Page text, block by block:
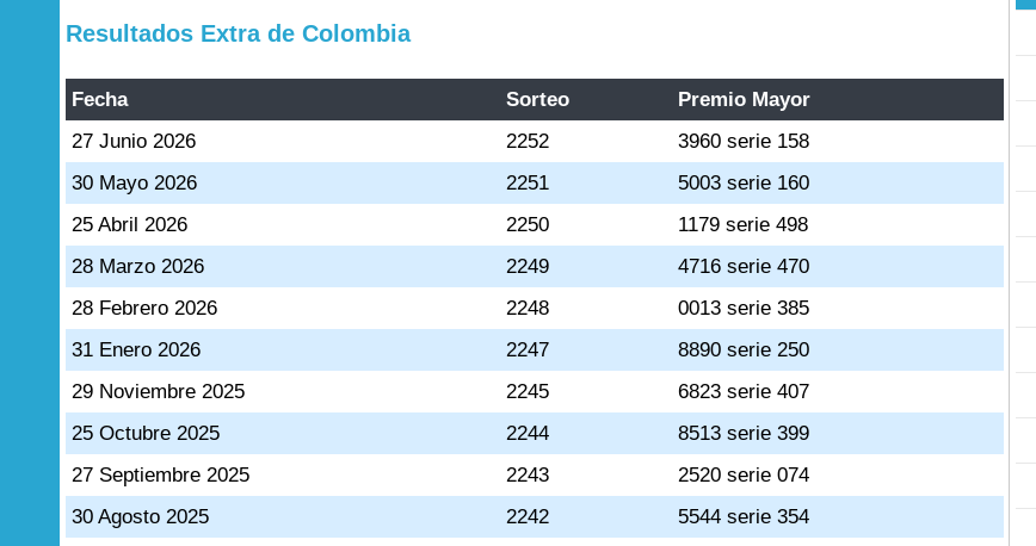
Resultados Extra de Colombia
Fecha Sorteo
Premio Mayor
27 Junio 2026
2252
3960 serie 158
30 Mayo 2026
2251
5003 serie 160
25 Abril 2026
2250
1179 serie 498
28 Marzo 2026
2249
4716 serie 470
28 Febrero 2026
2248
0013 serie 385
31 Enero 2026
2247
8890 serie 250
29 Noviembre 2025
2245
6823 serie 407
25 Octubre 2025
2244
8513 serie 399
27 Septiembre 2025
2243
2520 serie 074
30 Agosto 2025
2242
5544 serie 354